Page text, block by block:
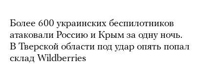
Более 600 украинских беспилотников
атаковали Россию и Крым за одну ночь.
В Тверской области под удар опять попал
склад Wildberries